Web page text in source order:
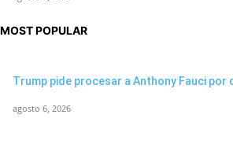
MOST POPULAR
Trump pide procesar a Anthony Fauci por
agosto 6, 2026